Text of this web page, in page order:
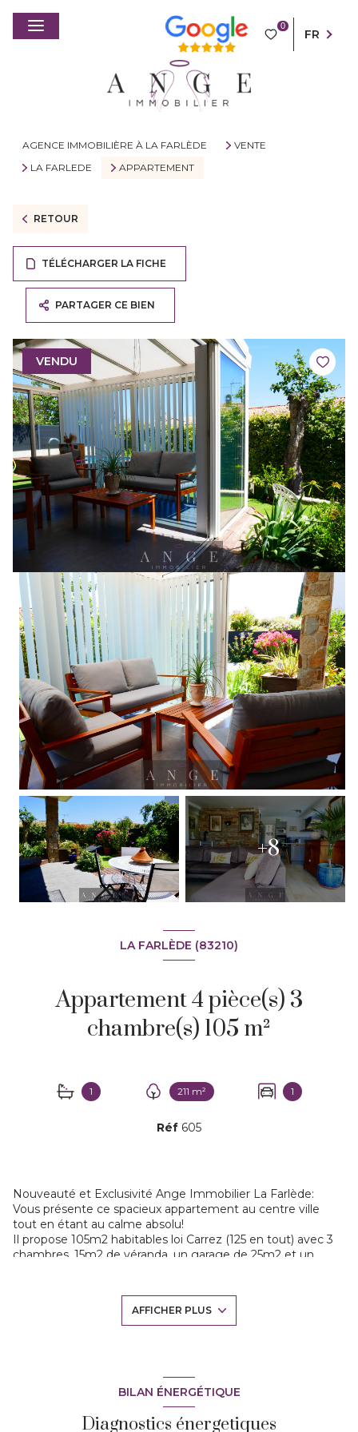
0
FR
AGENCE IMMOBILIÈRE À LA FARLÈDE
VENTE
LA FARLEDE
APPARTEMENT
RETOUR
TÉLÉCHARGER LA FICHE
PARTAGER CE BIEN
VENDU
+8
LA FARLÈDE (83210)
Appartement 4 pièce(s) 3
chambre(s) 105 m²
1 211 m² 1
Réf 605
Nouveauté et Exclusivité Ange Immobilier La Farlède:
Vous présente ce spacieux appartement au centre ville
tout en étant au calme absolu!
Il propose 105m2 habitables loi Carrez (125 en tout) avec 3
chambres, 15m2 de véranda, un garage de 25m2 et un
Ce rez de villa est magnifique, de très beaux espaces, d'un
entretien irréprochable. Absolument aucun travaux à
prévoir et tout est de plain-pied.
et 16m2, de nombreux placards, une salle de bains avec
douche et baignoire.
Très grand garage attenant et de quoi stationner plusieurs
véhicules en extérieur. Le jardin est paysagé, exposition
AFFICHER PLUS
BILAN ÉNERGÉTIQUE
Diagnostics énergetiques